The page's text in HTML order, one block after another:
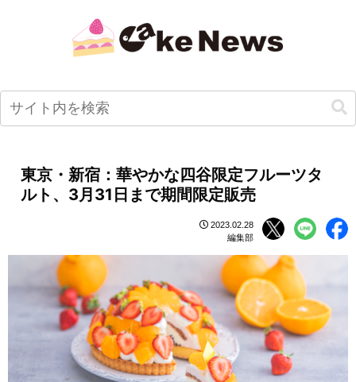
東京・新宿：華やかな四谷限定フルーツタ
ルト、3月31日まで期間限定販売
2023.02.28
編集部